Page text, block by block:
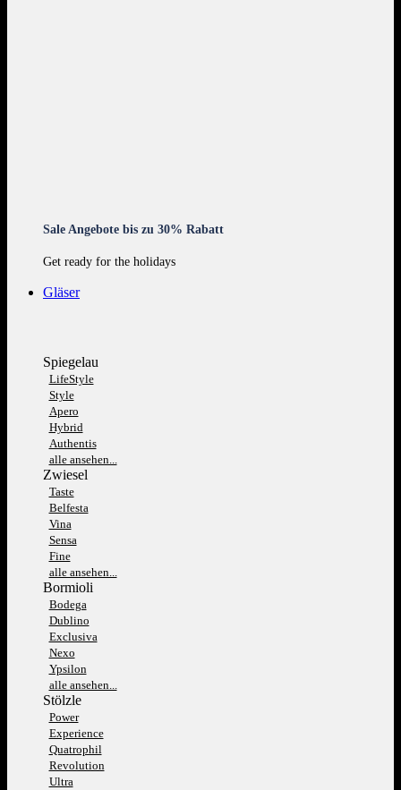
Sale Angebote bis zu 30% Rabatt
Get ready for the holidays
Gläser
Spiegelau
LifeStyle
Style
Apero
Hybrid
Authentis
alle ansehen...
Zwiesel
Taste
Belfesta
Vina
Sensa
Fine
alle ansehen...
Bormioli
Bodega
Dublino
Exclusiva
Nexo
Ypsilon
alle ansehen...
Stölzle
Power
Experience
Quatrophil
Revolution
Ultra